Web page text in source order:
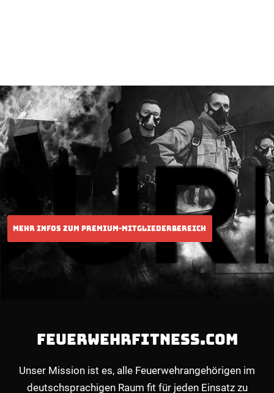
FEUERWEHRFITNESS.COM
Unser Mission ist es, alle Feuerwehrangehörigen im
deutschsprachigen Raum fit für jeden Einsatz zu